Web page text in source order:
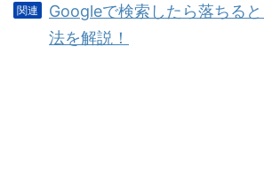
Googleで検索したら落ちる
法を解説！